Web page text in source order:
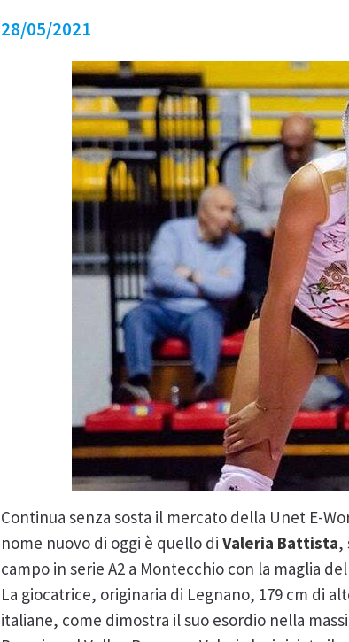
28/05/2021
Continua senza sosta il mercato della Unet E-
nome nuovo di oggi è quello diValeria Battista,
campo in serie A2 a Montecchio con la maglia
La giocatrice, originaria di Legnano, 179 cm di
italiane, come dimostra il suo esordio nella